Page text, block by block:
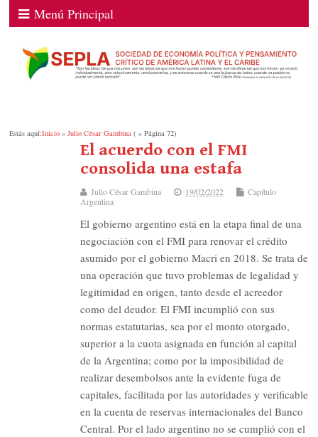
Menú Principal
Estás aquí:Inicio »Julio César Gambina ( » Página 72)
El acuerdo con el FMI
consolida una estafa
Julio César Gambina 19/02/2022
Capítulo
Argentina
El gobierno argentino está en la etapa final de una
negociación con el FMI para renovar el crédito
asumido por el gobierno Macri en 2018. Se trata de
una operación que tuvo problemas de legalidad y
legitimidad en origen, tanto desde el acreedor
como del deudor. El FMI incumplió con sus
normas estatutarias, sea por el monto otorgado,
superior a la cuota asignada en función al capital
de la Argentina; como por la imposibilidad de
realizar desembolsos ante la evidente fuga de
capitales, facilitada por las autoridades y verificable
en la cuenta de reservas internacionales del Banco
Central. Por el lado argentino no se cumplió con el